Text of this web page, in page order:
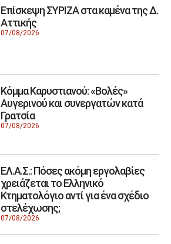
Επίσκεψη ΣΥΡΙΖΑ στα καμένα της Δ.
Αττικής
07/08/2026
Κόμμα Καρυστιανού: «Βολές»
Αυγερινού και συνεργατών κατά
Γρατσία
07/08/2026
ΕΛ.Α.Σ.: Πόσες ακόμη εργολαβίες
χρειάζεται το Ελληνικό
Κτηματολόγιο αντί για ένα σχέδιο
στελέχωσης;
07/08/2026